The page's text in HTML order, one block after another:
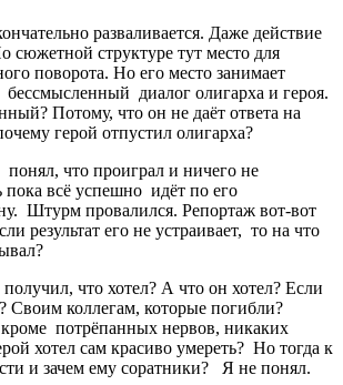
разваливается. Даже действие
сюжетной структуре тут место для
поворота. Но его место занимает
диалог олигарха и героя.
Потому, что он не даёт ответа на
герой отпустил олигарха?
что проиграл и ничего не
всё успешно идёт по его
Штурм провалился. Репортаж вот-вот
результат его не устраивает, то на что
что хотел? А что он хотел? Если
Своим коллегам, которые погибли?
потрёпанных нервов, никаких
хотел сам красиво умереть? Но тогда к
и зачем ему соратники? Я не понял.